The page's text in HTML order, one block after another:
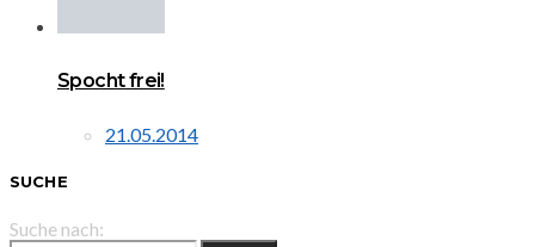
Spocht frei!
21.05.2014
SUCHE
Suche nach: